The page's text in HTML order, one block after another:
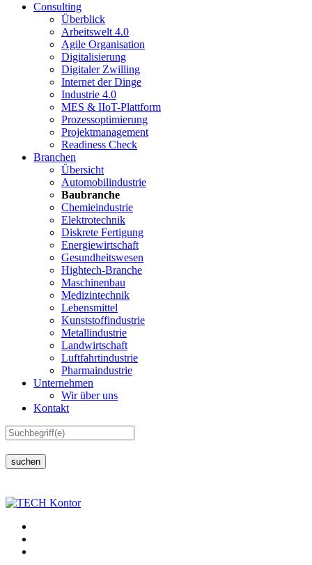
Consulting
Überblick
Arbeitswelt 4.0
Agile Organisation
Digitalisierung
Digitaler Zwilling
Internet der Dinge
Industrie 4.0
MES & IIoT-Plattform
Prozessoptimierung
Projektmanagement
Readiness Check
Branchen
Übersicht
Automobilindustrie
Baubranche
Chemieindustrie
Elektrotechnik
Diskrete Fertigung
Energiewirtschaft
Gesundheitswesen
Hightech-Branche
Maschinenbau
Medizintechnik
Lebensmittel
Kunststoffindustrie
Metallindustrie
Landwirtschaft
Luftfahrtindustrie
Pharmaindustrie
Unternehmen
Wir über uns
Kontakt
suchen